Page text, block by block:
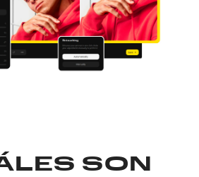
SON